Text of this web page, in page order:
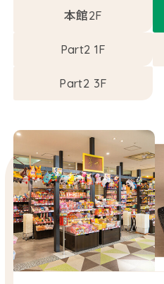
本館2F
Part2 1F
Part2 3F